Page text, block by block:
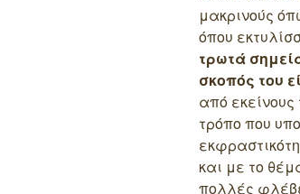
μακρινούς
όπου
τρωτά
σκοπός του
από
τρόπο που
και με το
πολλές